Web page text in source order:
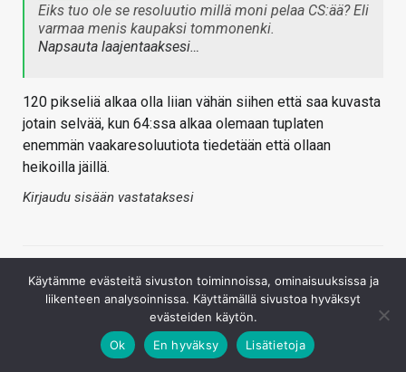
Eiks tuo ole se resoluutio millä moni pelaa CS:ää? Eli
varmaa menis kaupaksi tommonenki.
Napsauta laajentaaksesi…
120 pikseliä alkaa olla liian vähän siihen että saa kuvasta
jotain selvää, kun 64:ssa alkaa olemaan tuplaten
enemmän vaakaresoluutiota tiedetään että ollaan
heikoilla jäillä.
Kirjaudu sisään vastataksesi
Käytämme evästeitä sivuston toiminnoissa, ominaisuuksissa ja
liikenteen analysoinnissa. Käyttämällä sivustoa hyväksyt
evästeiden käytön.
Ok
En hyväksy Lisätietoja